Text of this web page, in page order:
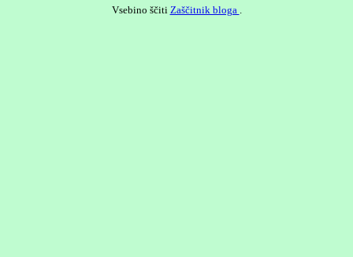
Vsebino ščiti Zaščitnik bloga .